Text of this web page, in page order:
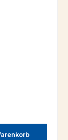
benutze die